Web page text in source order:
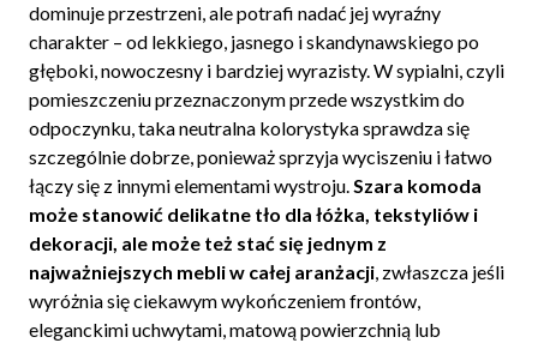
dominuje przestrzeni, ale potrafi nadać jej wyraźny
charakter – od lekkiego, jasnego i skandynawskiego po
głęboki, nowoczesny i bardziej wyrazisty. W sypialni, czyli
pomieszczeniu przeznaczonym przede wszystkim do
odpoczynku, taka neutralna kolorystyka sprawdza się
szczególnie dobrze, ponieważ sprzyja wyciszeniu i łatwo
łączy się z innymi elementami wystroju.Szara komoda
może stanowić delikatne tło dla łóżka, tekstyliów i
dekoracji, ale może też stać się jednym z
najważniejszych mebli w całej aranżacji, zwłaszcza jeśli
wyróżnia się ciekawym wykończeniem frontów,
eleganckimi uchwytami, matową powierzchnią lub